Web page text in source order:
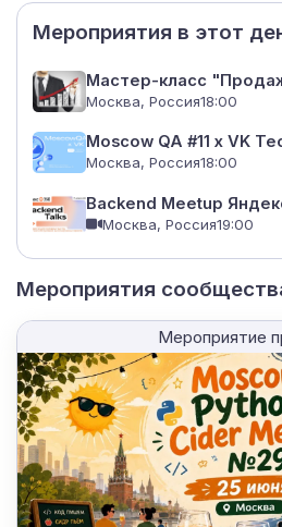
Мероприятия в этот
Мастер-класс
Москва, Россия18:00
Moscow QA #11 x VK
Москва, Россия18:00
Backend Meetup
Москва, Россия19:00
Мероприятия
Мероприятие